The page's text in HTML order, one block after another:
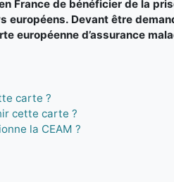
France de bénéficier de la
européens. Devant être
européenne d’assurance
carte ?
cette carte ?
la CEAM ?